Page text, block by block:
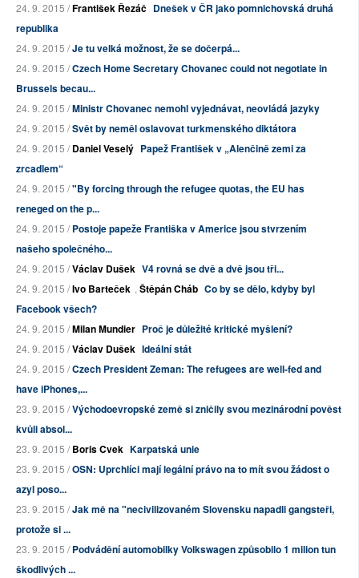
24. 9. 2015 /František Řezáč Dnešek v ČR jako pomnichovská druhá
republika
24. 9. 2015 /Je tu velká možnost, že se dočerpá...
24. 9. 2015 /Czech Home Secretary Chovanec could not negotiate in
Brussels becau...
24. 9. 2015 /Ministr Chovanec nemohl vyjednávat, neovládá jazyky
24. 9. 2015 /Svět by neměl oslavovat turkmenského diktátora
24. 9. 2015 /Daniel Veselý Papež František v „Alenčině zemi za
zrcadlem“
24. 9. 2015 /"By forcing through the refugee quotas, the EU has
reneged on the p...
24. 9. 2015 /Postoje papeže Františka v Americe jsou stvrzením
našeho společného...
24. 9. 2015 /Václav Dušek V4 rovná se dvě a dvě jsou tři...
24. 9. 2015 /Ivo Barteček , Štěpán Cháb Co by se dělo, kdyby byl
Facebook všech?
24. 9. 2015 /Milan Mundier Proč je důležité kritické myšlení?
24. 9. 2015 /Václav Dušek Ideální stát
24. 9. 2015 /Czech President Zeman: The refugees are well-fed and
have iPhones,...
23. 9. 2015 /Východoevropské země si zničily svou mezinárodní pověst
kvůli absol...
23. 9. 2015 /Boris Cvek Karpatská unie
23. 9. 2015 /OSN: Uprchlíci mají legální právo na to mít svou žádost o
azyl poso...
23. 9. 2015 /Jak mě na "necivilizovaném Slovensku napadli gangsteři,
protože si ...
23. 9. 2015 /Podvádění automobilky Volkswagen způsobilo 1 milion tun
škodlivých ...